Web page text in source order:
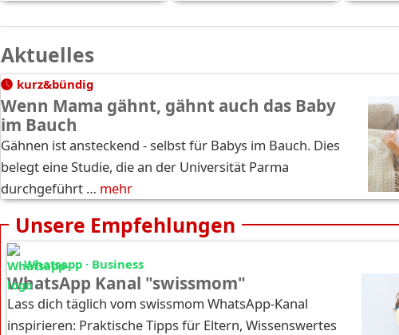
Aktuelles
kurz&bündig
Wenn Mama gähnt, gähnt auch das Baby
im Bauch
Gähnen ist ansteckend - selbst für Babys im Bauch. Dies
belegt eine Studie, die an der Universität Parma
durchgeführt … mehr
Unsere Empfehlungen
Whatsapp · Business
WhatsApp Kanal "swissmom"
Lass dich täglich vom swissmom WhatsApp-Kanal
inspirieren: Praktische Tipps für Eltern, Wissenswertes